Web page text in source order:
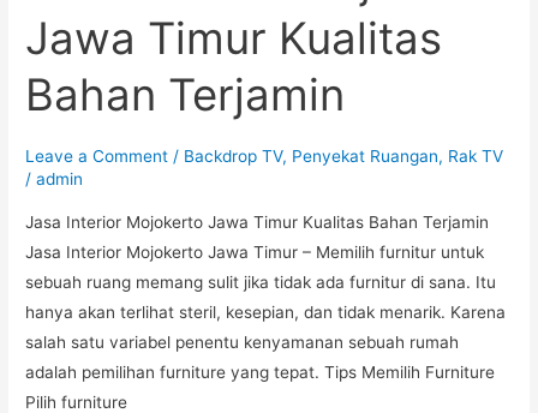
Jawa Timur Kualitas
Bahan Terjamin
Leave a Comment / Backdrop TV, Penyekat Ruangan, Rak TV
/admin
Jasa Interior Mojokerto Jawa Timur Kualitas Bahan Terjamin
Jasa Interior Mojokerto Jawa Timur – Memilih furnitur untuk
sebuah ruang memang sulit jika tidak ada furnitur di sana. Itu
hanya akan terlihat steril, kesepian, dan tidak menarik. Karena
salah satu variabel penentu kenyamanan sebuah rumah
adalah pemilihan furniture yang tepat. Tips Memilih Furniture
Pilih furniture